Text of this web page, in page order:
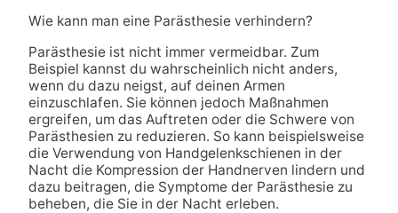
Wie kann man eine Parästhesie verhindern?
Parästhesie ist nicht immer vermeidbar. Zum
Beispiel kannst du wahrscheinlich nicht anders,
wenn du dazu neigst, auf deinen Armen
einzuschlafen. Sie können jedoch Maßnahmen
ergreifen, um das Auftreten oder die Schwere von
Parästhesien zu reduzieren. So kann beispielsweise
die Verwendung von Handgelenkschienen in der
Nacht die Kompression der Handnerven lindern und
dazu beitragen, die Symptome der Parästhesie zu
beheben, die Sie in der Nacht erleben.